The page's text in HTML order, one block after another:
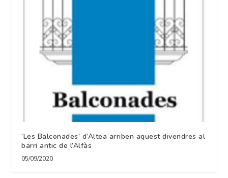
‘Les Balconades’ d’Altea arriben aquest divendres al
barri antic de l’Alfàs
05/09/2020